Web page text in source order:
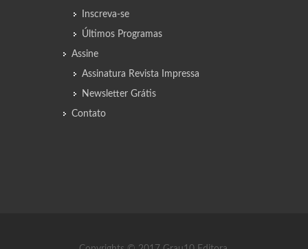
Inscreva-se
Últimos Programas
Assine
Assinatura Revista Impressa
Newsletter Grátis
Contato